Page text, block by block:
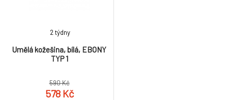
Umělá kožešina, bílá, EBONY
TYP 1
2 týdny
590 Kč
578 Kč